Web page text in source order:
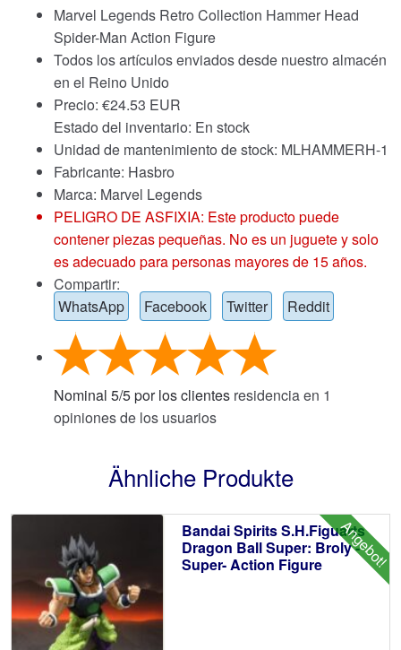
Marvel Legends Retro Collection Hammer Head
Spider-Man Action Figure
Todos los artículos enviados desde nuestro almacén
en el Reino Unido
Precio: €24.53 EUR
Estado del inventario: En stock
Unidad de mantenimiento de stock: MLHAMMERH-1
Fabricante: Hasbro
Marca: Marvel Legends
PELIGRO DE ASFIXIA: Este producto puede
contener piezas pequeñas. No es un juguete y solo
es adecuado para personas mayores de 15 años.
Compartir:
WhatsApp
Facebook Twitter Reddit
Nominal 5/5por los clientes residencia en 1
opiniones de los usuarios
Ähnliche Produkte
Angebot!
Bandai Spirits S.H.Figuarts
Dragon Ball Super: Broly -
Super- Action Figure